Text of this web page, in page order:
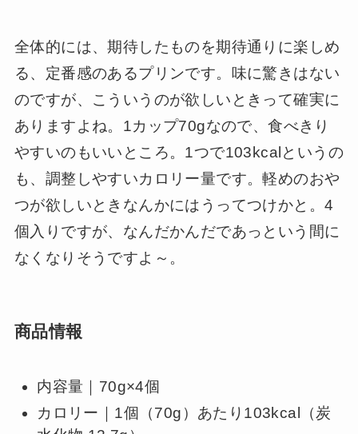
全体的には、期待したものを期待通りに楽しめ
る、定番感のあるプリンです。味に驚きはない
のですが、こういうのが欲しいときって確実に
ありますよね。1カップ70gなので、食べきり
やすいのもいいところ。1つで103kcalというの
も、調整しやすいカロリー量です。軽めのおや
つが欲しいときなんかにはうってつけかと。4
個入りですが、なんだかんだであっという間に
なくなりそうですよ～。
商品情報
内容量｜70g×4個
カロリー｜1個（70g）あたり103kcal（炭